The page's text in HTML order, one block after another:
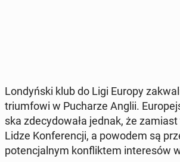
Lon­dyń­ski klub do Ligi Europy
trium­fo­wi w Pu­cha­rze Anglii.
ska zde­cy­do­wa­ła jednak, że
Lidze Kon­fe­ren­cji, a powodem są
po­ten­cjal­nym kon­flik­tem in­te­re­sów